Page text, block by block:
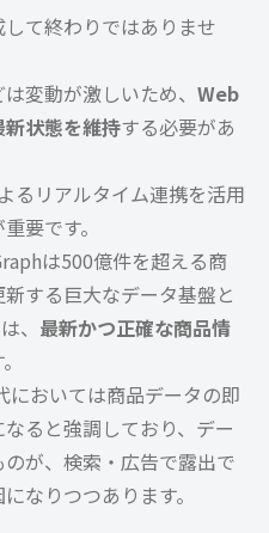
て終わりではありませ
変動が激しいため、 Web
状態を維持する必要があ
るリアルタイム連携を活用
要です。
は500億件を超える商
する巨大なデータ基盤と
、 最新かつ正確な商品情
おいては商品データの即
ると強調しており、デー
が、検索・広告で露出で
なりつつあります。